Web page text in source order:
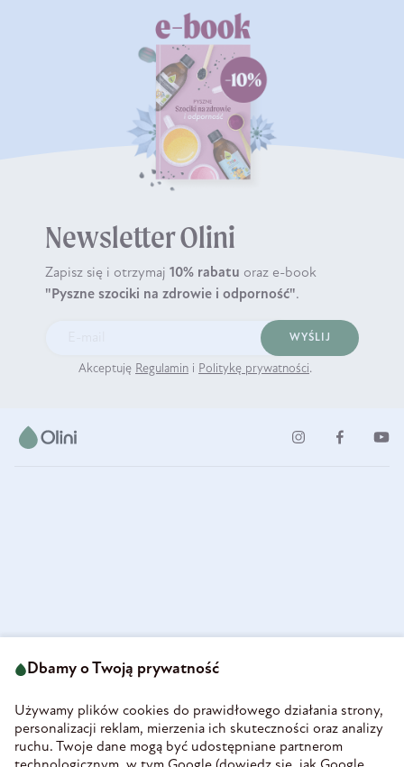
Newsletter Olini
Zapisz się i otrzymaj 10% rabatu oraz e-book
"Pyszne szociki na zdrowie i odporność".
WYŚLIJ
Akceptuję Regulamin i Politykę prywatności.
58-160 Świebodzice
REGON 890213034
INFORMACJE
Dbamy o Twoją prywatność
Używamy plików cookies do prawidłowego działania strony,
personalizacji reklam, mierzenia ich skuteczności oraz analizy
ruchu. Twoje dane mogą być udostępniane partnerom